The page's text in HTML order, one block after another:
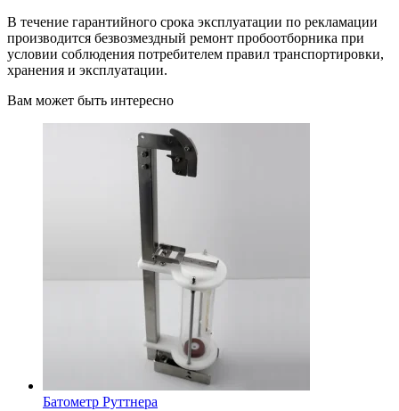
В течение гарантийного срока эксплуатации по рекламации
производится безвозмездный ремонт пробоотборника при
условии соблюдения потребителем правил транспортировки,
хранения и эксплуатации.
Вам может быть интересно
Батометр Руттнера